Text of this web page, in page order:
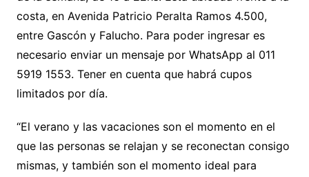
costa, en Avenida Patricio Peralta Ramos 4.500,
entre Gascón y Falucho. Para poder ingresar es
necesario enviar un mensaje por WhatsApp al 011
5919 1553. Tener en cuenta que habrá cupos
limitados por día.
“El verano y las vacaciones son el momento en el
que las personas se relajan y se reconectan consigo
mismas, y también son el momento ideal para